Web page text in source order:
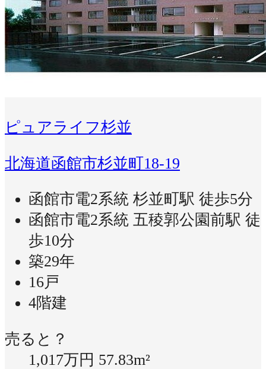
ピュアライフ杉並
北海道函館市杉並町18-19
函館市電2系統 杉並町駅 徒歩5分
函館市電2系統 五稜郭公園前駅 徒
歩10分
築29年
16戸
4階建
売ると？
1,017万円 57.83m²